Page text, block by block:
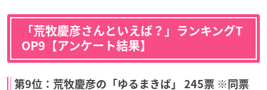
「荒牧慶彦さんといえば？」ランキングT
OP9【アンケート結果】
第9位：荒牧慶彦の「ゆるまきば」 245票 ※同票